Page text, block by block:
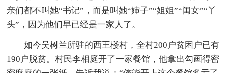
亲们都不叫她“书记”，而是叫她“婶子”“姐姐”“闺女”“丫
头”，因为他们早已经是一家人了。
如今吴树兰所驻的西王楼村，全村200户贫困户已有
190户脱贫。村民李相庭开了一家餐馆，他拿出勾画得密